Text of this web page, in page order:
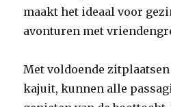
maakt het ideaal voor
avonturen met
Met voldoende
kajuit, kunnen alle